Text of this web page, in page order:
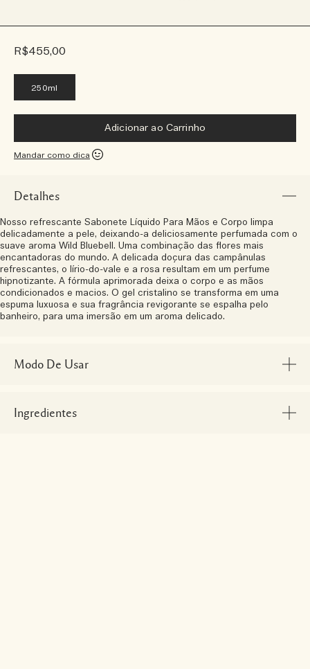
R$455,00
250ml
Adicionar ao Carrinho
Mandar como dica
Detalhes
Nosso refrescante Sabonete Líquido Para Mãos e Corpo limpa
delicadamente a pele, deixando-a deliciosamente perfumada com o
suave aroma Wild Bluebell. Uma combinação das flores mais
encantadoras do mundo. A delicada doçura das campânulas
refrescantes, o lírio-do-vale e a rosa resultam em um perfume
hipnotizante. A fórmula aprimorada deixa o corpo e as mãos
condicionados e macios. O gel cristalino se transforma em uma
espuma luxuosa e sua fragrância revigorante se espalha pelo
banheiro, para uma imersão em um aroma delicado.
Modo De Usar
Ingredientes